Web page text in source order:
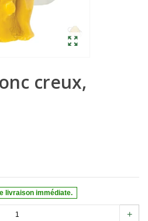
creux,
livraison immédiate.
+